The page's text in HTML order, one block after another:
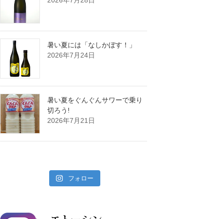
暑い夏には「なしかぼす！」
2026年7月24日
暑い夏をぐんぐんサワーで乗り
切ろう!
2026年7月21日
フォロー